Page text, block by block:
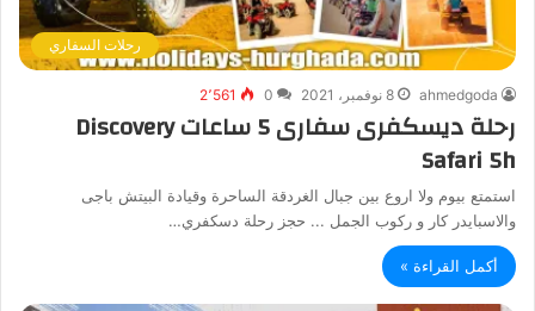
رحلات السفاري
ahmedgoda 8 نوفمبر، 2021 0 2٬561
رحلة ديسكفرى سفارى 5 ساعات Discovery
Safari 5h
استمتع بيوم ولا اروع بين جبال الغردقة الساحرة وقيادة البيتش باجى
والاسبايدر كار و ركوب الجمل ... حجز رحلة دسكفري…
أكمل القراءة »